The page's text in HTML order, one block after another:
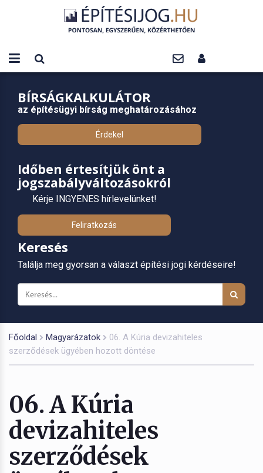
BÍRSÁGKALKULÁTOR
az építésügyi bírság meghatározásához
Érdekel
Időben értesítjük önt a
jogszabályváltozásokról
Kérje INGYENES hírlevelünket!
Feliratkozás
Keresés
Találja meg gyorsan a választ építési jogi kérdéseire!
Főoldal Magyarázatok
06. A Kúria devizahiteles
szerződések ügyében hozott döntése
06. A Kúria
devizahiteles
szerződések